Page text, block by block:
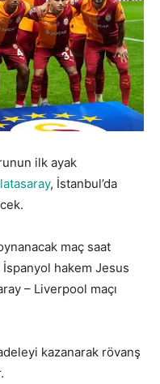
ilk ayak
, İstanbul’da
maç saat
İspanyol hakem Jesus
– Liverpool maçı
kazanarak rövanş